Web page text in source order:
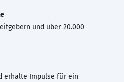
und über 20.000
erhalte Impulse für ein